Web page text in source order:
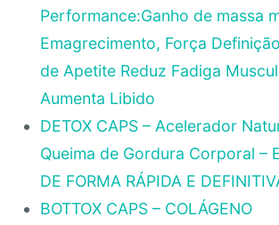
Performance:Ganho de massa
Emagrecimento, Força
de Apetite Reduz Fadiga
Aumenta Libido
DETOX CAPS – Acelerador
Queima de Gordura Corporal –
DE FORMA RÁPIDA E
BOTTOX CAPS – COLÁGENO